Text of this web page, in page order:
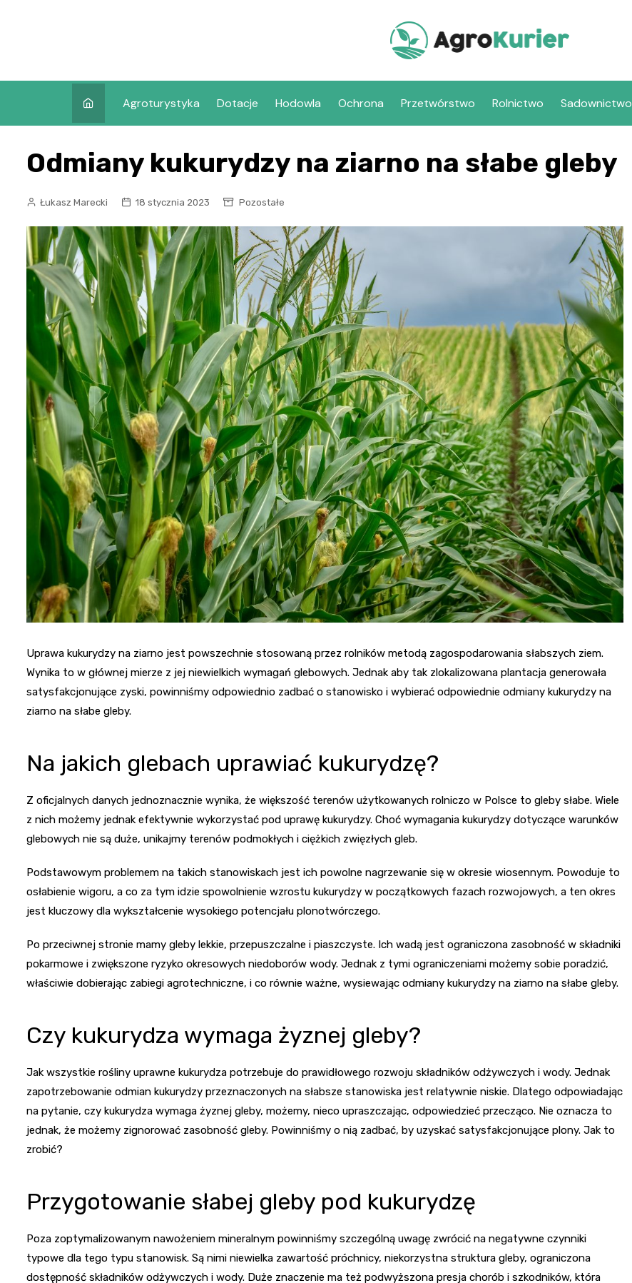
Agroturystyka Dotacje Hodowla Ochrona Przetwórstwo Rolnictwo Sadownictwo
Odmiany kukurydzy na ziarno na słabe gleby
Łukasz Marecki 18 stycznia 2023 Pozostałe
Uprawa kukurydzy na ziarno jest powszechnie stosowaną przez rolników metodą zagospodarowania słabszych ziem.
Wynika to w głównej mierze z jej niewielkich wymagań glebowych. Jednak aby tak zlokalizowana plantacja generowała
satysfakcjonujące zyski, powinniśmy odpowiednio zadbać o stanowisko i wybierać odpowiednie odmiany kukurydzy na
ziarno na słabe gleby.
Na jakich glebach uprawiać kukurydzę?
Z oficjalnych danych jednoznacznie wynika, że większość terenów użytkowanych rolniczo w Polsce to gleby słabe. Wiele
z nich możemy jednak efektywnie wykorzystać pod uprawę kukurydzy. Choć wymagania kukurydzy dotyczące warunków
glebowych nie są duże, unikajmy terenów podmokłych i ciężkich zwięzłych gleb.
Podstawowym problemem na takich stanowiskach jest ich powolne nagrzewanie się w okresie wiosennym. Powoduje to
osłabienie wigoru, a co za tym idzie spowolnienie wzrostu kukurydzy w początkowych fazach rozwojowych, a ten okres
jest kluczowy dla wykształcenie wysokiego potencjału plonotwórczego.
Po przeciwnej stronie mamy gleby lekkie, przepuszczalne i piaszczyste. Ich wadą jest ograniczona zasobność w składniki
pokarmowe i zwiększone ryzyko okresowych niedoborów wody. Jednak z tymi ograniczeniami możemy sobie poradzić,
właściwie dobierając zabiegi agrotechniczne, i co równie ważne, wysiewając odmiany kukurydzy na ziarno na słabe gleby.
Czy kukurydza wymaga żyznej gleby?
Jak wszystkie rośliny uprawne kukurydza potrzebuje do prawidłowego rozwoju składników odżywczych i wody. Jednak
zapotrzebowanie odmian kukurydzy przeznaczonych na słabsze stanowiska jest relatywnie niskie. Dlatego odpowiadając
na pytanie, czy kukurydza wymaga żyznej gleby, możemy, nieco upraszczając, odpowiedzieć przecząco. Nie oznacza to
jednak, że możemy zignorować zasobność gleby. Powinniśmy o nią zadbać, by uzyskać satysfakcjonujące plony. Jak to
zrobić?
Przygotowanie słabej gleby pod kukurydzę
Poza zoptymalizowanym nawożeniem mineralnym powinniśmy szczególną uwagę zwrócić na negatywne czynniki
typowe dla tego typu stanowisk. Są nimi niewielka zawartość próchnicy, niekorzystna struktura gleby, ograniczona
dostępność składników odżywczych i wody. Duże znaczenie ma też podwyższona presja chorób i szkodników, która